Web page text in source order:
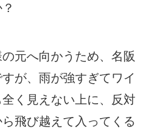
元へ向かうため、名阪
が、雨が強すぎてワイ
く見えない上に、反対
飛び越えて入ってくる